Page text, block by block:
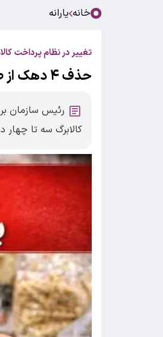
خانه یارانه
تغییر در نظام پرداخت
حذف ۴ دهک از طرح کالابرگ؟
رئیس سازمان
کالابرگ سه تا